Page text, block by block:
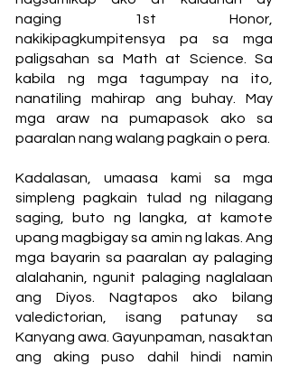
naging 1st Honor,
nakikipagkumpitensya pa sa mga
paligsahan sa Math at Science. Sa
kabila ng mga tagumpay na ito,
nanatiling mahirap ang buhay. May
mga araw na pumapasok ako sa
paaralan nang walang pagkain o pera.
Kadalasan, umaasa kami sa mga
simpleng pagkain tulad ng nilagang
saging, buto ng langka, at kamote
upang magbigay sa amin ng lakas. Ang
mga bayarin sa paaralan ay palaging
alalahanin, ngunit palaging naglalaan
ang Diyos. Nagtapos ako bilang
valedictorian, isang patunay sa
Kanyang awa. Gayunpaman, nasaktan
ang aking puso dahil hindi namin